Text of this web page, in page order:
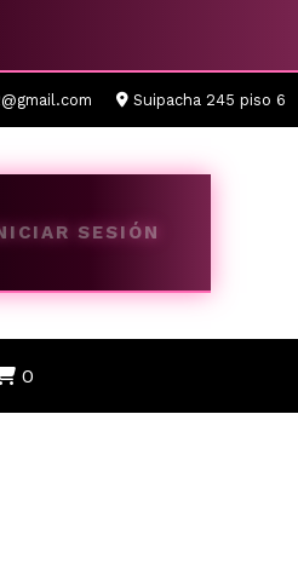
Suipacha 245 piso 6
SESIÓN
0